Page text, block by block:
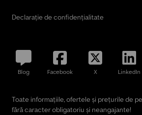
Declarație de confidențialitate
Blog Facebook X LinkedIn
Toate informațiile, ofertele și prețurile de
fără caracter obligatoriu și neangajante!